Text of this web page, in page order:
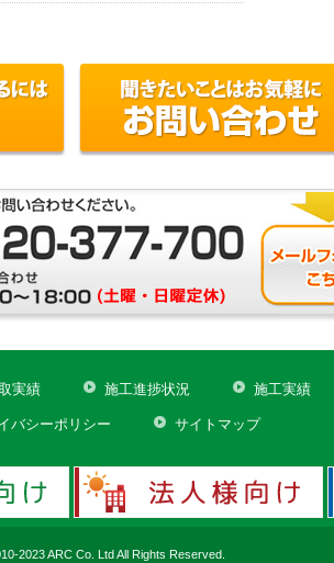
実績 施工進捗状況 施工実績
バシーポリシー サイトマップ
2023 ARC Co. Ltd All Rights Reserved.